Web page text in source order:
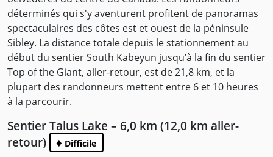
déterminés qui s'y aventurent profitent de panoramas
spectaculaires des côtes est et ouest de la péninsule
Sibley. La distance totale depuis le stationnement au
début du sentier South Kabeyun jusqu’à la fin du sentier
Top of the Giant, aller-retour, est de 21,8 km, et la
plupart des randonneurs mettent entre 6 et 10 heures
à la parcourir.
Sentier Talus Lake – 6,0 km (12,0 km aller-
retour)
♦ Difficile